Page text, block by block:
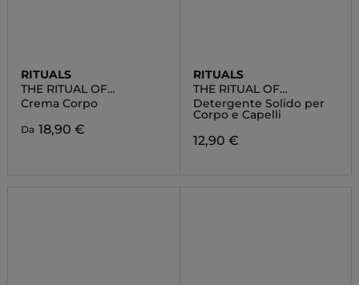
RITUALS
THE RITUAL OF
AYURVEDA
Crema Corpo
Da 18,90 €
RITUALS
THE RITUAL OF
AYURVEDA
Detergente Solido per
Corpo e Capelli
12,90 €